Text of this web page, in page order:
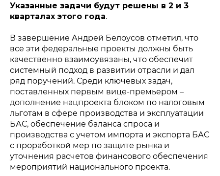
Указанные задачи будут решены в 2 и 3
кварталах этого года.
В завершение Андрей Белоусов отметил, что
все эти федеральные проекты должны быть
качественно взаимоувязаны, что обеспечит
системный подход в развитии отрасли и дал
ряд поручений. Среди ключевых задач,
поставленных первым вице-премьером –
дополнение нацпроекта блоком по налоговым
льготам в сфере производства и эксплуатации
БАС, обеспечение баланса спроса и
производства с учетом импорта и экспорта БАС
с проработкой мер по защите рынка и
уточнения расчетов финансового обеспечения
мероприятий национального проекта.